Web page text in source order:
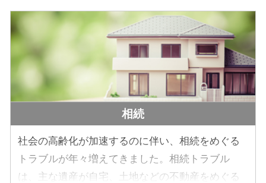
相続
社会の高齢化が加速するのに伴い、相続をめぐる
トラブルが年々増えてきました。相続トラブル
は、主な遺産が自宅、土地などの不動産をめぐる